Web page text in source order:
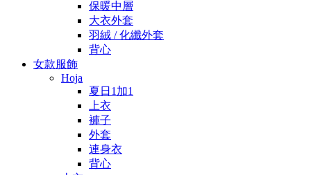
保暖中層
大衣外套
羽絨 / 化纖外套
背心
女款服飾
Hoja
夏日1加1
上衣
褲子
外套
連身衣
背心